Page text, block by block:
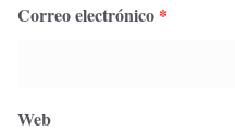
Correo electrónico *
Web